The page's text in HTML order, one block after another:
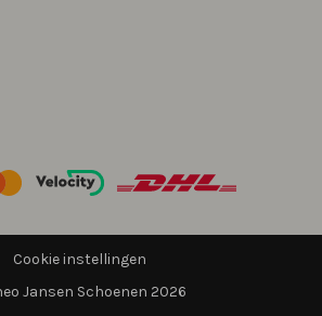
Cookie instellingen
Jansen Schoenen 2026